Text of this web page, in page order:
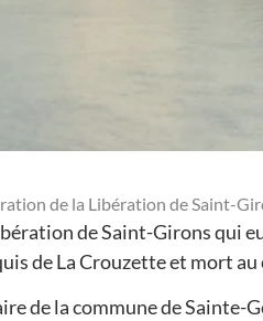
de la Libération de Saint-
de Saint-Girons qui
de La Crouzette et mort
de la commune de Sainte-